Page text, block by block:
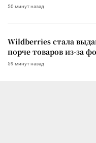
50 минут назад
Wildberries стала
порче товаров из-за
59 минут назад